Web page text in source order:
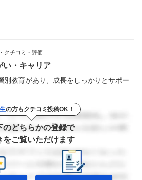
クチコミ・評価
い・キャリア
別教育があり、成長をしっかりとサポー
の方もクチコミ投稿OK！
のどちらかの登録で
をご覧いただけます